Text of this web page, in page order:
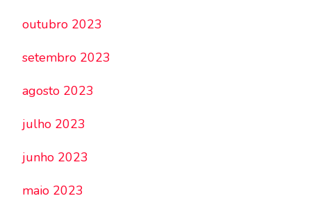
outubro 2023
setembro 2023
agosto 2023
julho 2023
junho 2023
maio 2023